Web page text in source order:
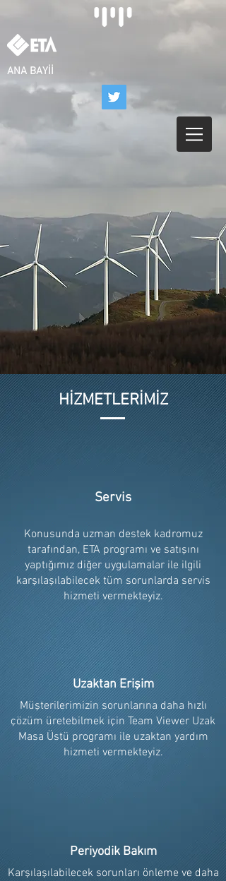
ANA BAYİİ
HİZMETLERİMİZ
Servis
Konusunda uzman destek kadromuz
tarafından, ETA programı ve satışını
yaptığımız diğer uygulamalar ile ilgili
karşılaşılabilecek tüm sorunlarda servis
hizmeti vermekteyiz.
Uzaktan Erişim
Müşterilerimizin sorunlarına daha hızlı
çözüm üretebilmek için Team Viewer Uzak
Masa Üstü programı ile uzaktan yardım
hizmeti vermekteyiz.
Periyodik Bakım
Karşılaşılabilecek sorunları önleme ve daha